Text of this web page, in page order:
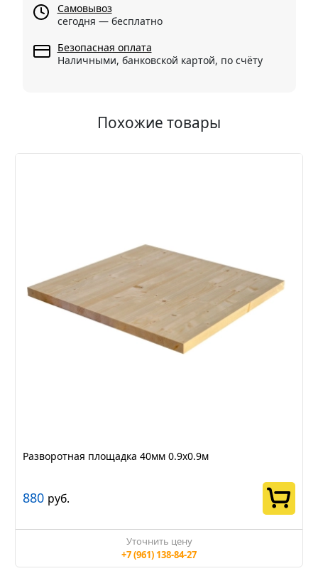
Самовывоз
сегодня — бесплатно
Безопасная оплата
Наличными, банковской картой, по счёту
Похожие товары
Разворотная площадка 40мм 0.9х0.9м
880 руб.
Уточнить цену
+7 (961) 138-84-27